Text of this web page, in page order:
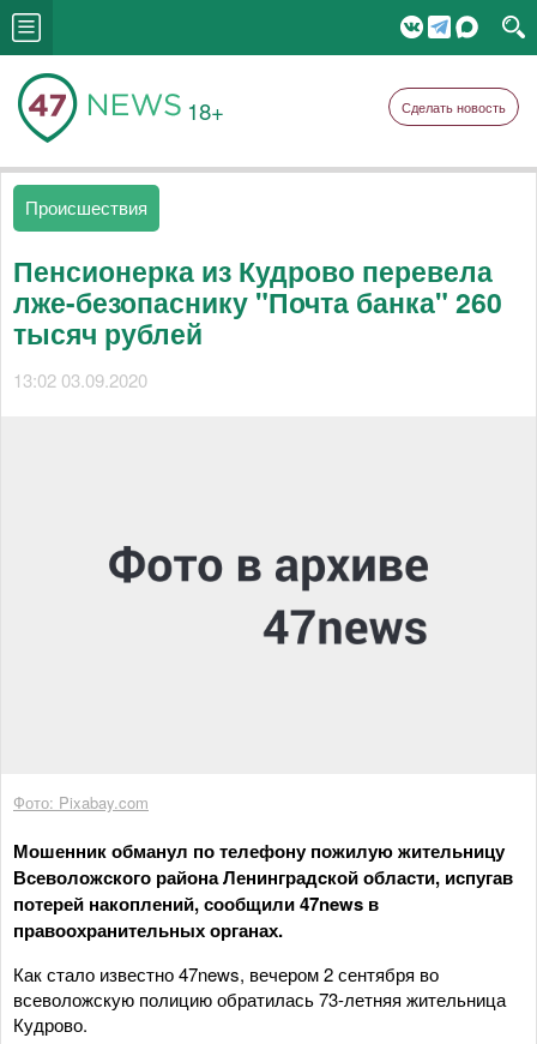
18+ Сделать новость
Происшествия
Пенсионерка из Кудрово перевела
лже-безопаснику "Почта банка" 260
тысяч рублей
13:02 03.09.2020
Фото: Pixabay.com
Мошенник обманул по телефону пожилую жительницу
Всеволожского района Ленинградcкой области, испугав
потерей накоплений, сообщили 47news в
правоохранительных органах.
Как стало известно 47news, вечером 2 сентября во
всеволожскую полицию обратилась 73-летняя жительница
Кудрово.